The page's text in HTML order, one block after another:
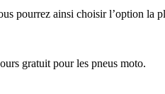
pourrez ainsi choisir l’option la
gratuit pour les pneus moto.